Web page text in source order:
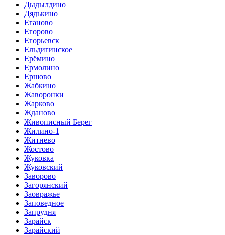
Дыдылдино
Дядькино
Еганово
Егорово
Егорьевск
Ельдигинское
Ерёмино
Ермолино
Ершово
Жабкино
Жаворонки
Жарково
Жданово
Живописный Берег
Жилино-1
Житнево
Жостово
Жуковка
Жуковский
Заворово
Загорянский
Заовражье
Заповедное
Запрудня
Зарайск
Зарайский